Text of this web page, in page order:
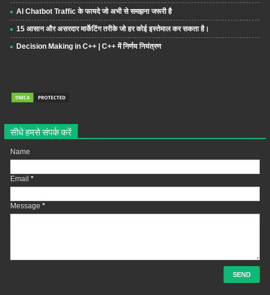
AI Chatbot Traffic के फायदे जो अभी से समझना जरूरी है
15 आसान और असरदार मार्केटिंग तरीके जो हर कोई इस्तेमाल कर सकता है।
Decision Making in C++ | C++ में निर्णय नियंत्रण
सीधे हमसे संपर्क करें
Name
Email *
Message *